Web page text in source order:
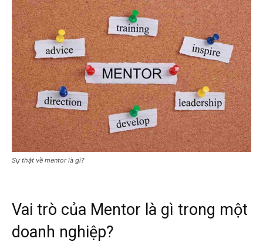
Sự thật về mentor là gì?
Vai trò của Mentor là gì trong một
doanh nghiệp?